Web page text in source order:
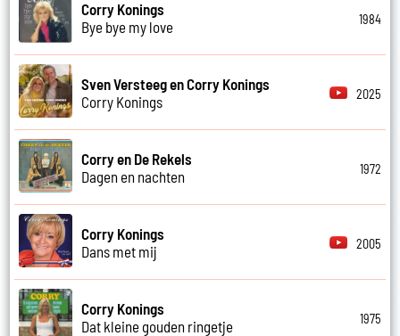
Corry Konings
Bye bye my love
1984
Sven Versteeg en Corry Konings
Corry Konings
2025
Corry en De Rekels
Dagen en nachten
1972
Corry Konings
Dans met mij
2005
Corry Konings
Dat kleine gouden ringetje
1975